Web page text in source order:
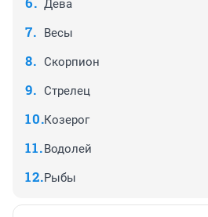
Дева
Весы
Скорпион
Стрелец
Козерог
Водолей
Рыбы